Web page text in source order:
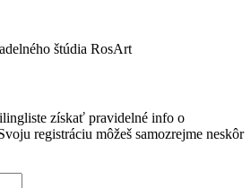
štúdia RosArt
získať pravidelné info o
registráciu môžeš samozrejme neskôr